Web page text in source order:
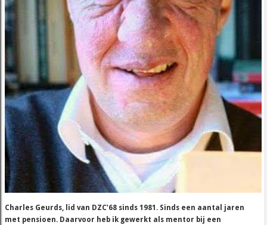
Charles Geurds, lid van DZC’68 sinds 1981. Sinds een aantal jaren
met pensioen. Daarvoor heb ik gewerkt als mentor bij een